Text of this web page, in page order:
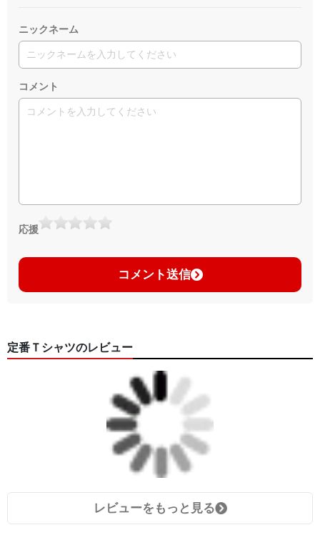
ニックネーム
コメント
応援
コメント送信
定番Ｔシャツのレビュー
レビューをもっと見る